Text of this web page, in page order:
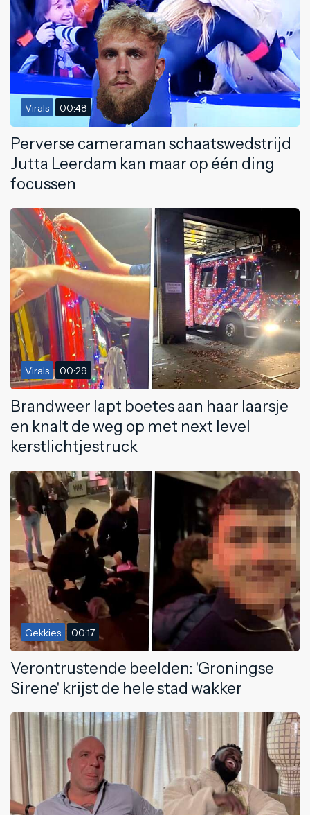
Virals 00:48
Perverse cameraman schaatswedstrijd
Jutta Leerdam kan maar op één ding
focussen
Virals 00:29
Brandweer lapt boetes aan haar laarsje
en knalt de weg op met next level
kerstlichtjestruck
Gekkies 00:17
Verontrustende beelden: 'Groningse
Sirene' krijst de hele stad wakker